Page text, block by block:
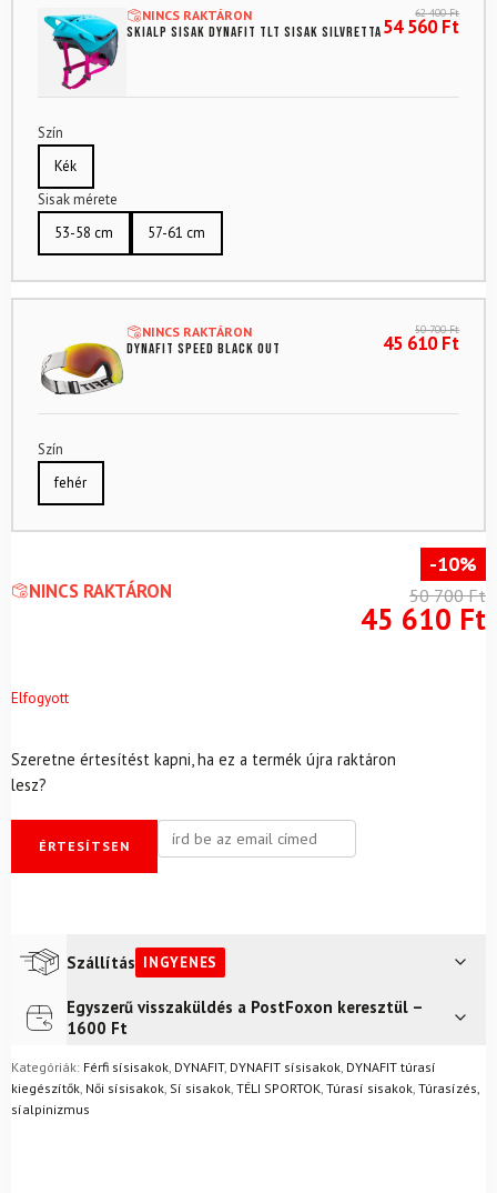
NINCS RAKTÁRON
Skialp sisak DYNAFIT TLT Sisak Silvretta
62 400Ft
54 560Ft
Szín
Kék
Sisak mérete
53-58 cm
57-61 cm
NINCS RAKTÁRON
DYNAFIT Speed Black Out
50 700Ft
45 610Ft
Szín
fehér
NINCS RAKTÁRON
-10%
50 700Ft
45 610 Ft
Elfogyott
Szeretne értesítést kapni, ha ez a termék újra raktáron
lesz?
ÉRTESÍTSEN
Szállítás INGYENES
Futár a címreIngyenes
Ingyenes
Egyszerű visszaküldés a PostFoxon keresztül –
1600 Ft
Nem biztos a választásában? Semmi gond – a terméket
egyszerűen visszaküldheti 14 napon belül, indoklás nélkül.
Mik a visszaküldés feltételei?
Kategóriák: Férfi sísisakok, DYNAFIT, DYNAFIT sísisakok, DYNAFIT túrasí
kiegészítők, Női sísisakok, Sí sisakok, TÉLI SPORTOK, Túrasí sisakok, Túrasízés,
síalpinizmus